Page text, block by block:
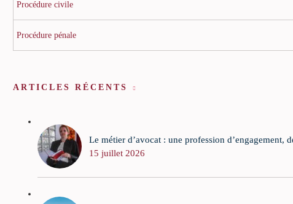
Procédure civile
Procédure pénale
ARTICLES RÉCENTS
Le métier d’avocat : une profession d’engagement,
15 juillet 2026